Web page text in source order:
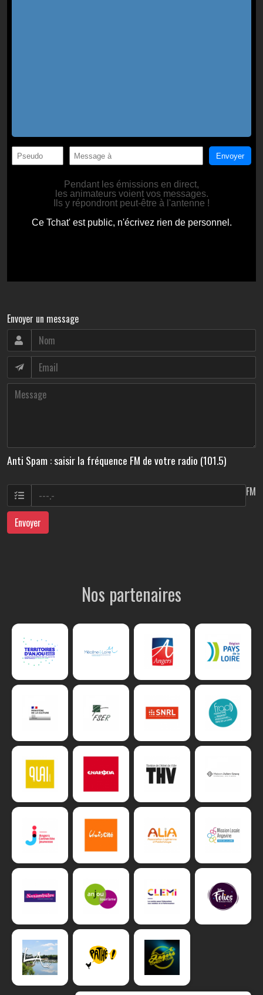
Envoyer un message
Anti Spam : saisir la fréquence FM de votre radio (101.5)
FM
Envoyer
Nos partenaires